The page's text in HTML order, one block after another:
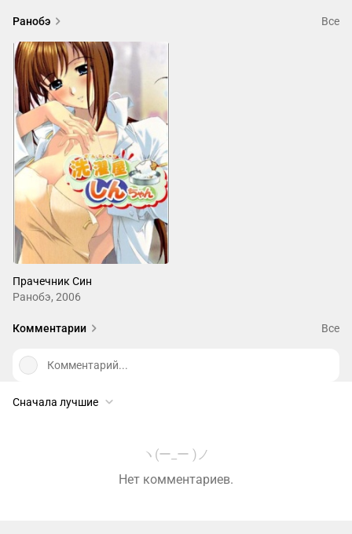
Ранобэ Все
Прачечник Син
Ранобэ, 2006
Комментарии Все
Комментарий...
Сначала лучшие
ヽ(ー_ー )ノ
Нет комментариев.